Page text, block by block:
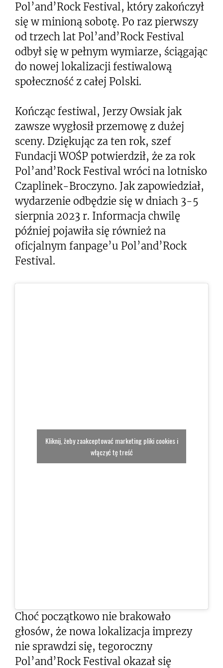
Pol’and’Rock Festival, który zakończył
się w minioną sobotę. Po raz pierwszy
od trzech lat Pol’and’Rock Festival
odbył się w pełnym wymiarze, ściągając
do nowej lokalizacji festiwalową
społeczność z całej Polski.
Kończąc festiwal, Jerzy Owsiak jak
zawsze wygłosił przemowę z dużej
sceny. Dziękując za ten rok, szef
Fundacji WOŚP potwierdził, że za rok
Pol’and’Rock Festival wróci na lotnisko
Czaplinek-Broczyno. Jak zapowiedział,
wydarzenie odbędzie się w dniach 3-5
sierpnia 2023 r. Informacja chwilę
później pojawiła się również na
oficjalnym fanpage’u Pol’and’Rock
Festival.
Kliknij, żeby zaakceptować marketing pliki cookies i
włączyć tę treść
Choć początkowo nie brakowało
głosów, że nowa lokalizacja imprezy
nie sprawdzi się, tegoroczny
Pol’and’Rock Festival okazał się